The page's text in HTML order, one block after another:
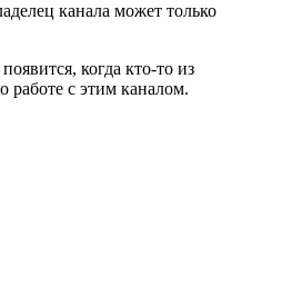
канала может только
когда кто-то из
работе с этим каналом.